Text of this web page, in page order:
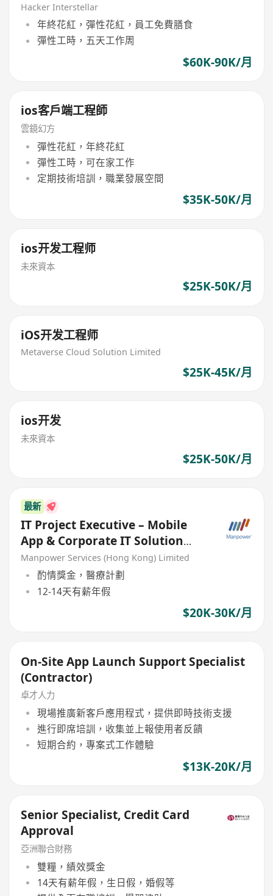
Hacker Interstellar
年終花紅，彈性花紅，員工免費膳食
彈性工時，五天工作周
$60K-90K/月
ios客戶端工程師
雲鏡幻方
彈性花紅，年終花紅
彈性工時，可在家工作
定期技術培訓，職業發展空間
$35K-50K/月
ios开发工程师
未來資本
$25K-50K/月
iOS开发工程师
Metaverse Cloud Solution Limited
$25K-45K/月
ios开发
未來資本
$25K-50K/月
最新
IT Project Executive – Mobile
App & Corporate IT Solution
Projects
Manpower Services (Hong Kong) Limited
酌情獎金，醫療計劃
12-14天有薪年假
$20K-30K/月
On-Site App Launch Support Specialist
(Contractor)
卓才人力
現場推廣新客戶應用程式，提供即時技術支援
進行即席培訓，收集並上報使用者反饋
短期合約，專案式工作體驗
$13K-20K/月
Senior Specialist, Credit Card
Approval
亞洲聯合財務
雙糧，績效獎金
14天有薪年假，生日假，婚假等